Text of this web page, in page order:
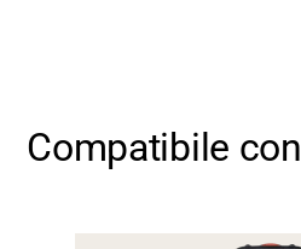
Compatibile con